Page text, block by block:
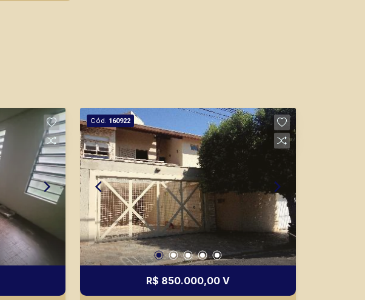
Cód. 160922
R$ 850.000,00 V